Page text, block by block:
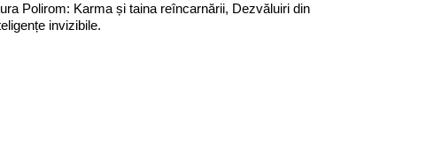
Polirom: Karma și taina reîncarnării, Dezvăluiri din
invizibile.